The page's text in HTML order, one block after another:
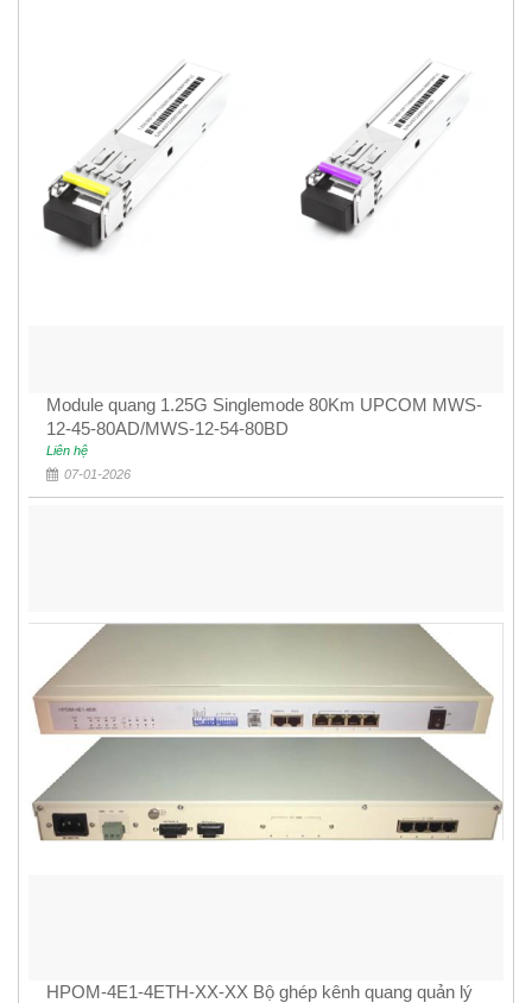
Module quang 1.25G Singlemode 80Km UPCOM MWS-
12-45-80AD/MWS-12-54-80BD
Liên hệ
07-01-2026
HPOM-4E1-4ETH-XX-XX Bộ ghép kênh quang quản lý